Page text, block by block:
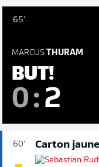
65'
MARCUS THURAM
BUT!
0: 2
60' Carton jaune